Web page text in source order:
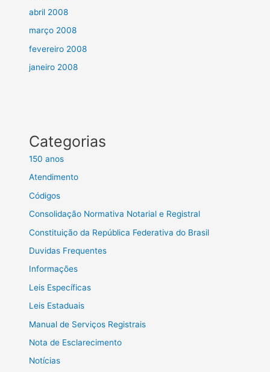
abril 2008
março 2008
fevereiro 2008
janeiro 2008
Categorias
150 anos
Atendimento
Códigos
Consolidação Normativa Notarial e Registral
Constituição da República Federativa do Brasil
Duvidas Frequentes
Informações
Leis Específicas
Leis Estaduais
Manual de Serviços Registrais
Nota de Esclarecimento
Notícias